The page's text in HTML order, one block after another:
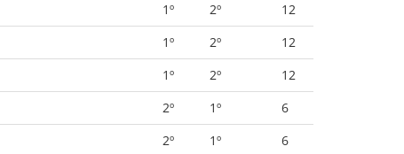
1º 2º
12
1º 2º
12
1º 2º
12
2º 1º
6
2º 1º
6